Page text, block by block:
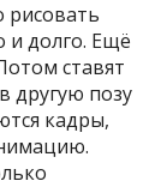
и долго. Ещё
ставят
другую позу
кадры,